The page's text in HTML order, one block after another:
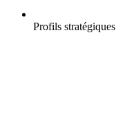
Profils